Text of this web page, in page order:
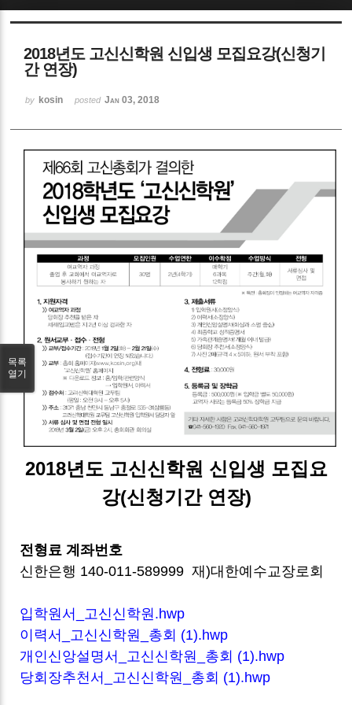
2018년도 고신신학원 신입생 모집요강(신청기
간 연장)
by kosin posted Jan 03, 2018
2018년도 고신신학원 신입생 모집요
강(신청기간 연장)
전형료 계좌번호
신한은행 140-011-589999 재)대한예수교장로회
입학원서_고신신학원.hwp
이력서_고신신학원_총회 (1).hwp
개인신앙설명서_고신신학원_총회 (1).hwp
당회장추천서_고신신학원_총회 (1).hwp
목록
열기
Sketchbook5, 스케치북5
Sketchbook5, 스케치북5